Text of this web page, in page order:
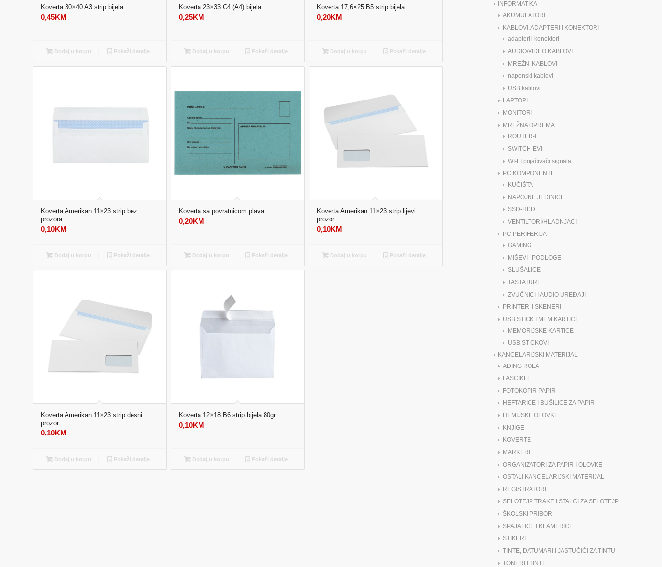
Koverta 30×40 A3 strip bijela
0,45KM
Dodaj u korpu Pokaži detalje
Koverta 23×33 C4 (A4) bijela
0,25KM
Dodaj u korpu Pokaži detalje
Koverta 17,6×25 B5 strip bijela
0,20KM
Dodaj u korpu Pokaži detalje
Koverta Amerikan 11×23 strip bez
prozora
0,10KM
Dodaj u korpu Pokaži detalje
Koverta sa povratnicom plava
0,20KM
Dodaj u korpu Pokaži detalje
Koverta Amerikan 11×23 strip lijevi
prozor
0,10KM
Dodaj u korpu Pokaži detalje
Koverta Amerikan 11×23 strip desni
prozor
0,10KM
Dodaj u korpu Pokaži detalje
Koverta 12×18 B6 strip bijela 80gr
0,10KM
Dodaj u korpu Pokaži detalje
INFORMATIKA
AKUMULATORI
KABLOVI, ADAPTERI I KONEKTORI
adapteri i konektori
AUDIO/VIDEO KABLOVI
MREŽNI KABLOVI
naponski kablovi
USB kablovi
LAPTOPI
MONITORI
MREŽNA OPREMA
ROUTER-I
SWITCH-EVI
WI-FI pojačivači signala
PC KOMPONENTE
KUĆIŠTA
NAPOJNE JEDINICE
SSD-HDD
VENTILTORI/HLADNJACI
PC PERIFERIJA
GAMING
MIŠEVI I PODLOGE
SLUŠALICE
TASTATURE
ZVUČNICI I AUDIO UREĐAJI
PRINTERI I SKENERI
USB STICK I MEM.KARTICE
MEMORIJSKE KARTICE
USB STICKOVI
KANCELARIJSKI MATERIJAL
ADING ROLA
FASCIKLE
FOTOKOPIR PAPIR
HEFTARICE I BUŠILICE ZA PAPIR
HEMIJSKE OLOVKE
KNJIGE
KOVERTE
MARKERI
ORGANIZATORI ZA PAPIR I OLOVKE
OSTALI KANCELARIJSKI MATERIJAL
REGISTRATORI
SELOTEJP TRAKE I STALCI ZA SELOTEJP
ŠKOLSKI PRIBOR
SPAJALICE I KLAMERICE
STIKERI
TINTE, DATUMARI I JASTUČIĆI ZA TINTU
TONERI I TINTE